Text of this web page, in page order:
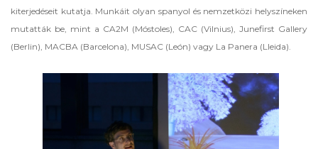
kiterjedéseit kutatja. Munkáit olyan spanyol és nemzetközi helyszíneken
mutatták be, mint a CA2M (Móstoles), CAC (Vilnius), Junefirst Gallery
(Berlin), MACBA (Barcelona), MUSAC (León) vagy La Panera (Lleida).